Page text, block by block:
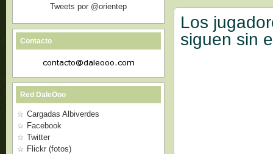
Los
siguen sin
Tweets por @orientep
Contacto
Red DaleOoo
Cargadas Albiverdes
Facebook
Twitter
Flickr (fotos)